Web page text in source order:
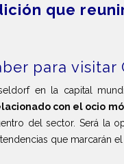
que
para visitar
en la capital
con el ocio
del sector. Será la
que marcarán